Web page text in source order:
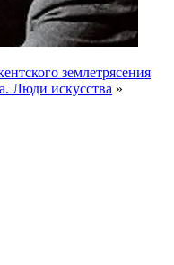
землетрясения
Люди искусства »